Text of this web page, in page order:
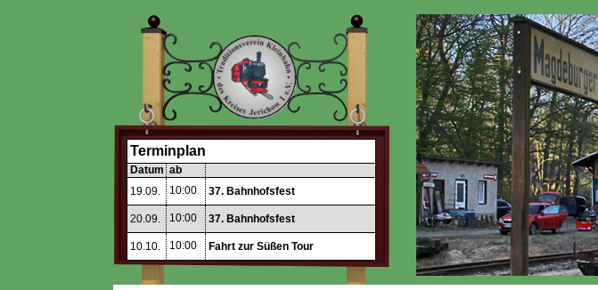
Terminplan
Datum ab
19.09.
10:00 37. Bahnhofsfest
20.09. 10:00 37. Bahnhofsfest
10.10. 10:00 Fahrt zur Süßen Tour